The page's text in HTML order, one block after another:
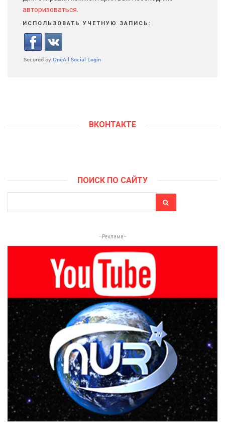
авторизоваться.
ИСПОЛЬЗОВАТЬ УЧЕТНУЮ ЗАПИСЬ:
ВКОНТАКТЕ
ПОИСК ПО САЙТУ
- Реклама -